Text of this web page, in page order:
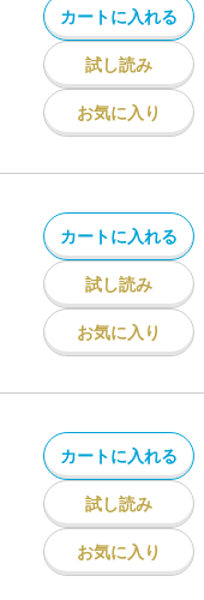
カートに入れる
試し読み
お気に入り
カートに入れる
試し読み
お気に入り
カートに入れる
試し読み
お気に入り